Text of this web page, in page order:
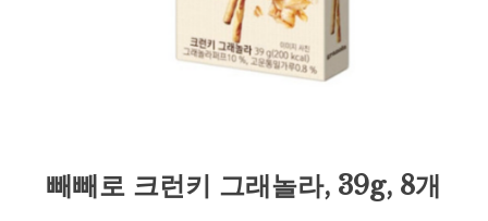
빼빼로 크런키 그래놀라, 39g, 8개